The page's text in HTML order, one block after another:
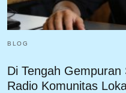
BLOG
Di Tengah
Radio Komunitas